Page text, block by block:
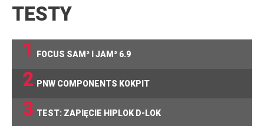
TESTY
1
FOCUS SAM² I JAM² 6.9
2 PNW COMPONENTS KOKPIT
3 TEST: ZAPIĘCIE HIPLOK D-LOK